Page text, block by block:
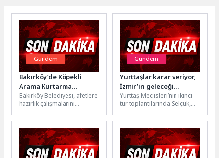
Gündem
Bakırköy’de Köpekli
Arama Kurtarma
Gönüllüleri Aranıyor
Bakırköy Belediyesi, afetlere
hazırlık çalışmalarını
köpeğiyle birlikte arama
kurtarma faaliyetlerinde
görev almak isteyen...
Gündem
Yurttaşlar karar veriyor,
İzmir’in geleceği
şekilleniyor
Yurttaş Meclisleri’nin ikinci
tur toplantılarında Selçuk,
katılımcılar, sağlık, su ve yeşil
alanlara...